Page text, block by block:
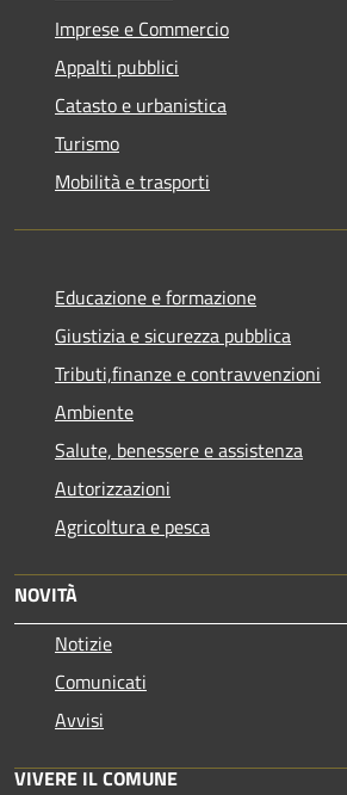
Imprese e Commercio
Appalti pubblici
Catasto e urbanistica
Turismo
Mobilità e trasporti
Educazione e formazione
Giustizia e sicurezza pubblica
Tributi,finanze e contravvenzioni
Ambiente
Salute, benessere e assistenza
Autorizzazioni
Agricoltura e pesca
NOVITÀ
Notizie
Comunicati
Avvisi
VIVERE IL COMUNE